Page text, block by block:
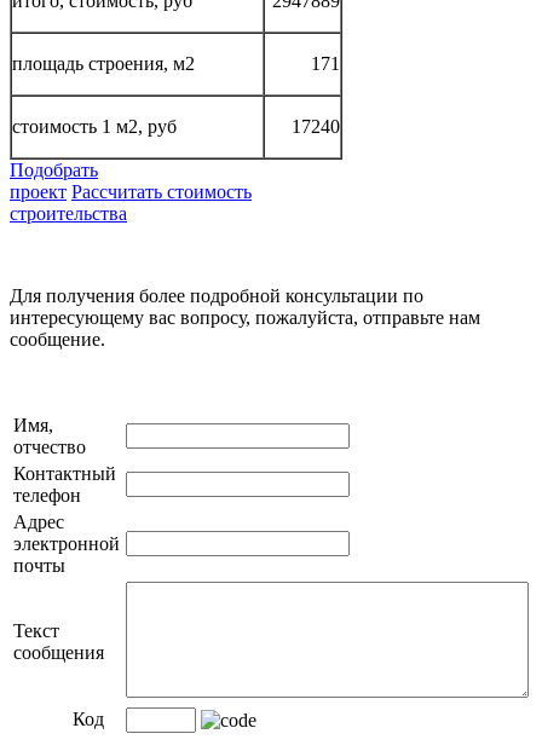
площадь строения, м2 171
стоимость 1 м2, руб 17240
Подобрать
проект Рассчитать стоимость
строительства
Для получения более подробной консультации по
интересующему вас вопросу, пожалуйста, отправьте нам
сообщение.
Имя,
отчество
Контактный
телефон
Адрес
электронной
почты
Текст
сообщения
Код